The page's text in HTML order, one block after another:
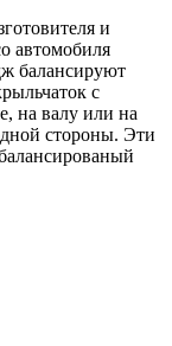
и
автомобиля
балансируют
с
на валу или на
стороны. Эти